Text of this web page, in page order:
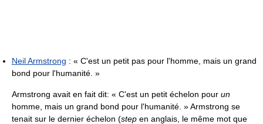
Neil Armstrong : « C'est un petit pas pour l'homme, mais un grand
bond pour l'humanité. »
Armstrong avait en fait dit: « C'est un petit échelon pour un
homme, mais un grand bond pour l'humanité. »Armstrong se
tenait sur le dernier échelon (step en anglais, le même mot que